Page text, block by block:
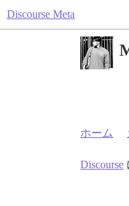
Discourse Meta
ホーム
Discourse